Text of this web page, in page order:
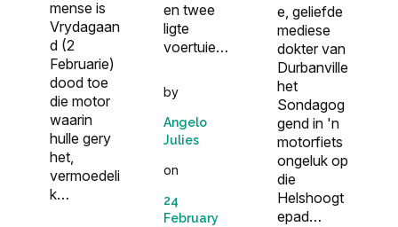
mense is
Vrydagaan
d (2
Februarie)
dood toe
die motor
waarin
hulle gery
het,
vermoedeli
k…
en twee
ligte
voertuie…
by
Angelo
Julies
on
24
February
e, geliefde
mediese
dokter van
Durbanville
het
Sondagog
gend in 'n
motorfiets
ongeluk op
die
Helshoogt
epad…